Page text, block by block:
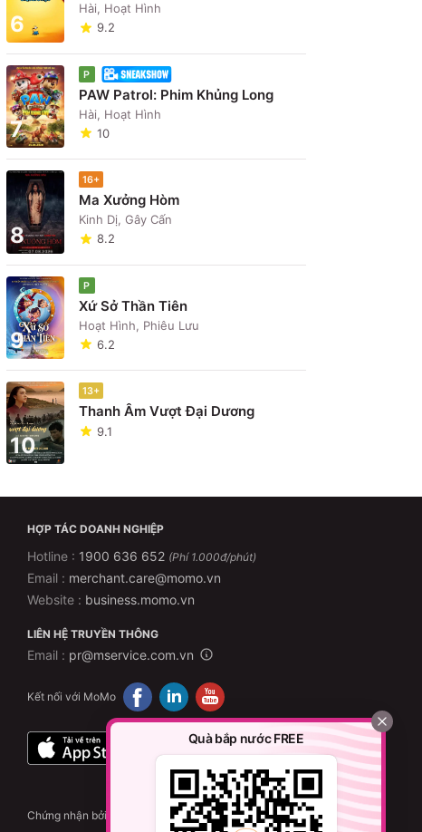
6
Hài, Hoạt Hình
9.2
7
P
PAW Patrol: Phim Khủng Long
Hài, Hoạt Hình
10
8
16+
Ma Xưởng Hòm
Kinh Dị, Gây Cấn
8.2
9
P
Xứ Sở Thần Tiên
Hoạt Hình, Phiêu Lưu
6.2
10
13+
Thanh Âm Vượt Đại Dương
9.1
HỢP TÁC DOANH NGHIỆP
Hotline : 1900 636 652 (Phí 1.000đ/phút)
Email : merchant.care@momo.vn
Website : business.momo.vn
LIÊN HỆ TRUYỀN THÔNG
Email : pr@mservice.com.vn
Kết nối với MoMo
Chứng nhận bởi
Quà bắp nước FREE